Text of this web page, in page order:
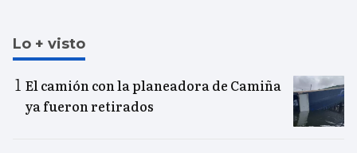
Lo + visto
El camión con la planeadora de Camiña
ya fueron retirados